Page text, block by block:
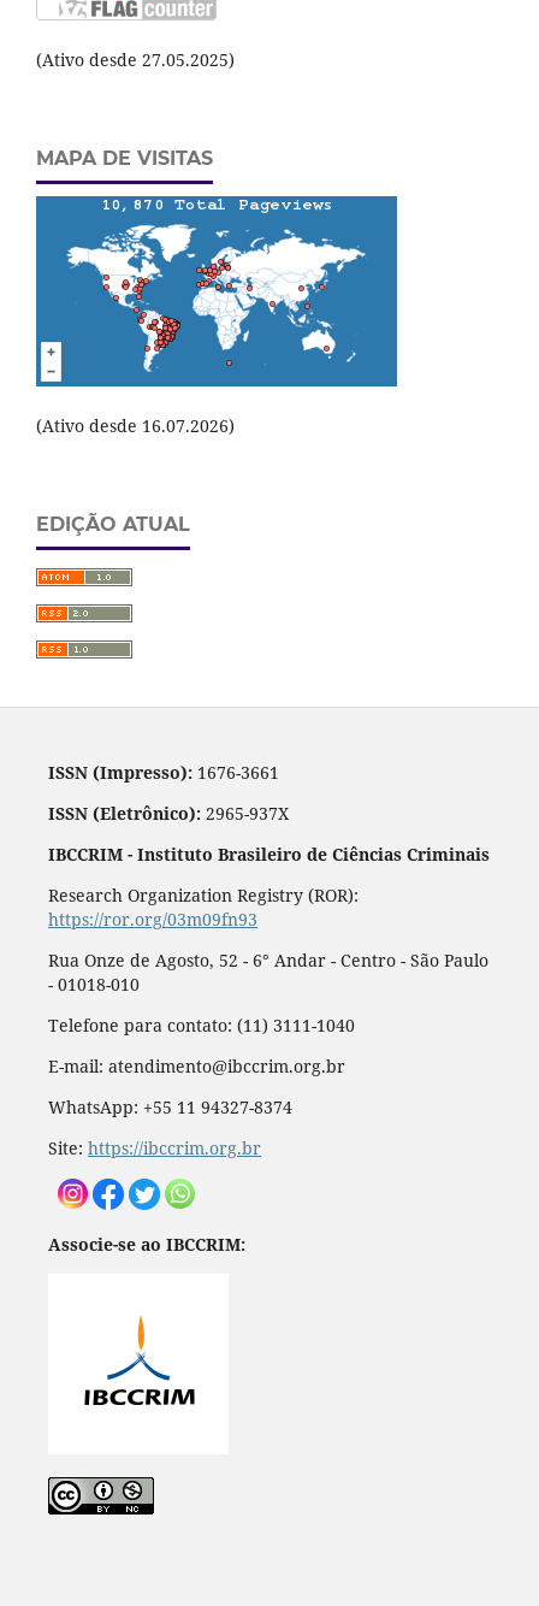
(Ativo desde 27.05.2025)
MAPA DE VISITAS
(Ativo desde 16.07.2026)
EDIÇÃO ATUAL
ISSN (Impresso):1676-3661
ISSN (Eletrônico):2965-937X
IBCCRIM - Instituto Brasileiro de Ciências Criminais
Research Organization Registry (ROR):
https://ror.org/03m09fn93
Rua Onze de Agosto, 52 - 6° Andar - Centro - São Paulo
- 01018-010
Telefone para contato: (11) 3111-1040
E-mail: atendimento@ibccrim.org.br
WhatsApp: +55 11 94327-8374
Site: https://ibccrim.org.br
Associe-se ao IBCCRIM: